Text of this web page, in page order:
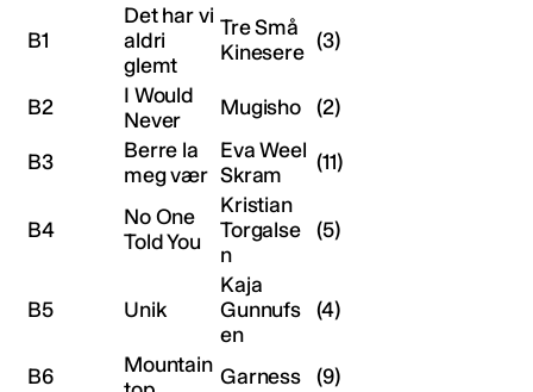
B1
Det har vi
aldri
glemt
Tre Små
Kinesere (3)
B2
I Would
Never
Mugisho (2)
B3
Berre la
meg vær
Eva Weel
Skram
(11)
B4
No One
Told You
Kristian
Torgalse
n
(5)
B5 Unik
Kaja
Gunnufs
en
(4)
B6
Mountain Garness (9)